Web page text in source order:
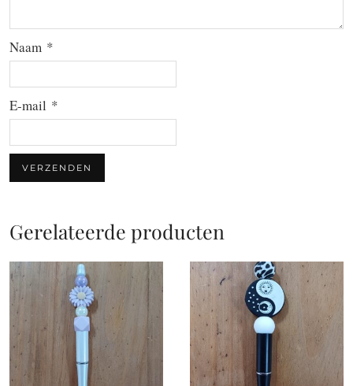
Naam *
E-mail *
Gerelateerde producten